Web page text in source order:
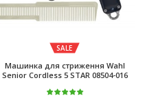
SALE
Машинка для стриження Wahl
Senior Cordless 5 STAR 08504-016